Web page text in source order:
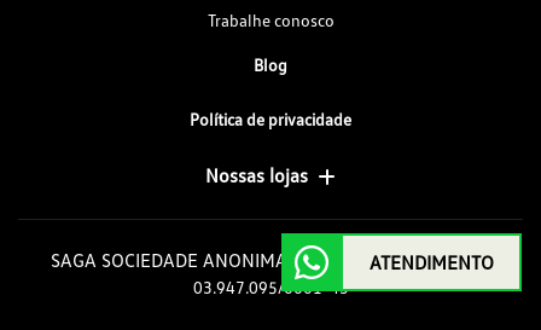
Trabalhe conosco
Blog
Política de privacidade
Nossas lojas
SAGA SOCIEDADE ANONIMA GOIAS DE AUTOMOVEIS
03.947.095/0001-43
ATENDIMENTO